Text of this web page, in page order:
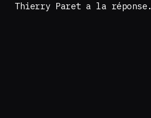
Thierry Paret a la réponse.